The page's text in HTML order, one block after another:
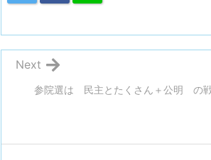
参院選は 民主とたくさん＋公明 の
Next